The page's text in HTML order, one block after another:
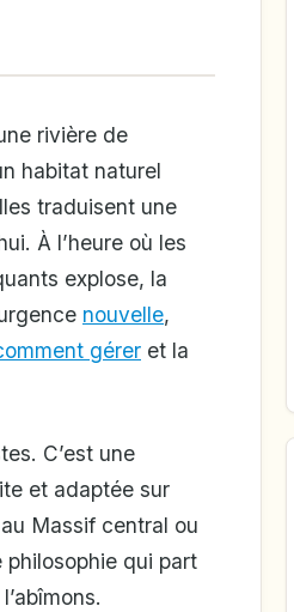
rivière de
habitat naturel
traduisent une
À l’heure où les
explose, la
nouvelle,
gérer et la
C’est une
et adaptée sur
Massif central ou
qui part